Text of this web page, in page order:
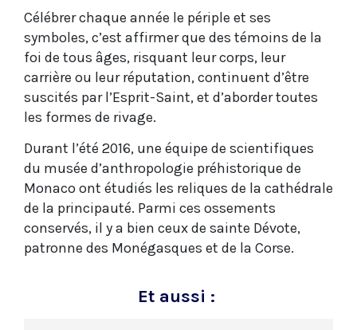
Célébrer chaque année le périple et ses
symboles, c’est affirmer que des témoins de la
foi de tous âges, risquant leur corps, leur
carrière ou leur réputation, continuent d’être
suscités par l’Esprit-Saint, et d’aborder toutes
les formes de rivage.
Durant l’été 2016, une équipe de scientifiques
du musée d’anthropologie préhistorique de
Monaco ont étudiés les reliques de la cathédrale
de la principauté. Parmi ces ossements
conservés, il y a bien ceux de sainte Dévote,
patronne des Monégasques et de la­ Corse.
Et aussi :